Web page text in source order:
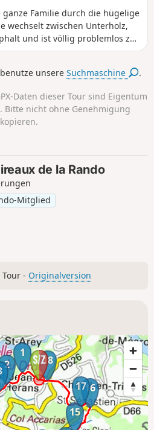
ganze Familie durch die hügelige
wechselt zwischen Unterholz,
und ist völlig problemlos zu
unsereSuchmaschine .
Daten dieser Tour sind Eigentum
Bitte nicht ohne Genehmigung
kopieren.
de la Rando
Mitglied
- Originalversion
1
2
15
16
17
18